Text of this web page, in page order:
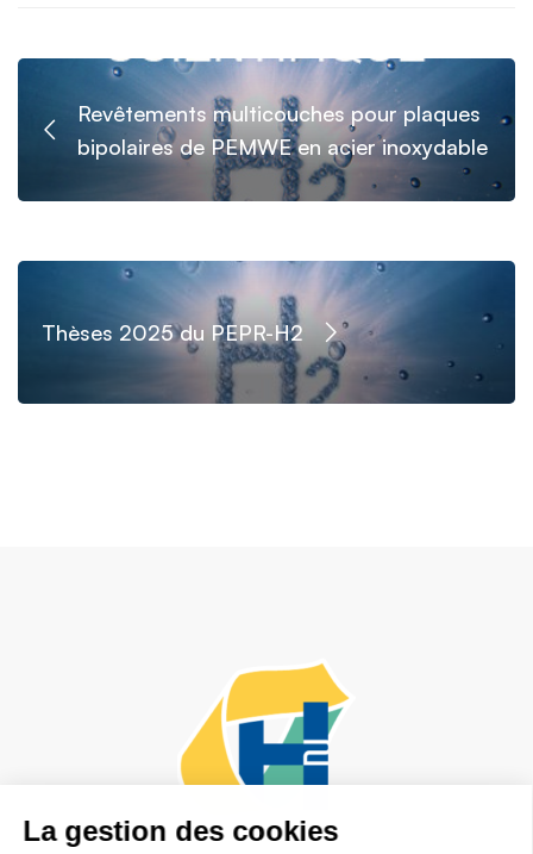
Revêtements multicouches pour plaques
bipolaires de PEMWE en acier inoxydable
Thèses 2025 du PEPR-H2